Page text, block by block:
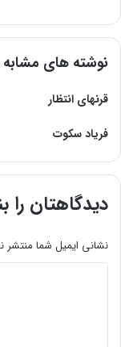
نوشته های مشابه
قرنهای انتظار
فریاد سکوت
دیدگاهتان را
نشانی ایمیل شما منتشر